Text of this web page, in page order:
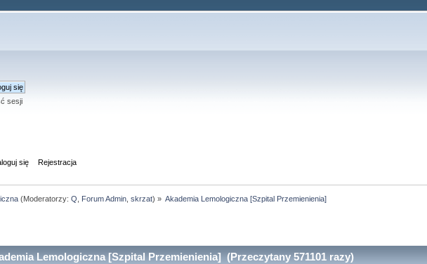
sesji
się Rejestracja
(Moderatorzy: Q Forum Admin, skrzat) » Akademia Lemologiczna [Szpital Przemienienia]
Lemologiczna [Szpital Przemienienia] (Przeczytany 571101 razy)